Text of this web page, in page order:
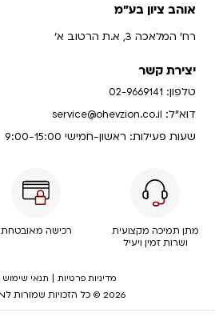
אוהב ציון בע"מ
רח' המלאכה 3, א.ת הרטוב א'
יצירת קשר
טלפון: 02-9669141
דוא”ל: service@ohevzion.co.il
שעות פעילות: ראשון-חמישי 9:00-15:00
מתן תמיכה מקצועית
ושרות זמין ויעיל
רכישה מאובטחת
מדיניות פרטיות | תנאי שימוש
2026 © כל הזכויות שמורות לСAMPTOWN